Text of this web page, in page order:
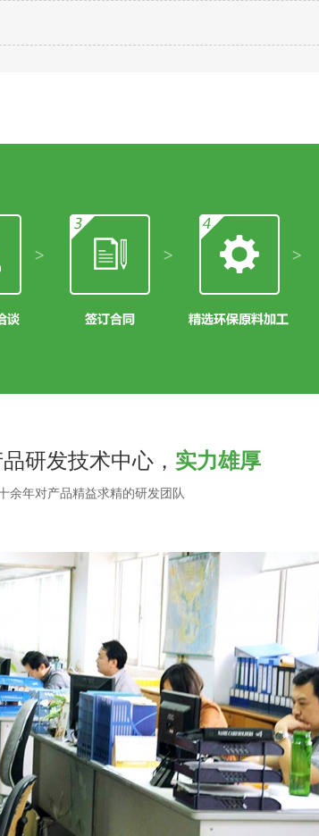
研发技术中心， 实力雄厚
余年对产品精益求精的研发团队
文体比赛
仓库西区